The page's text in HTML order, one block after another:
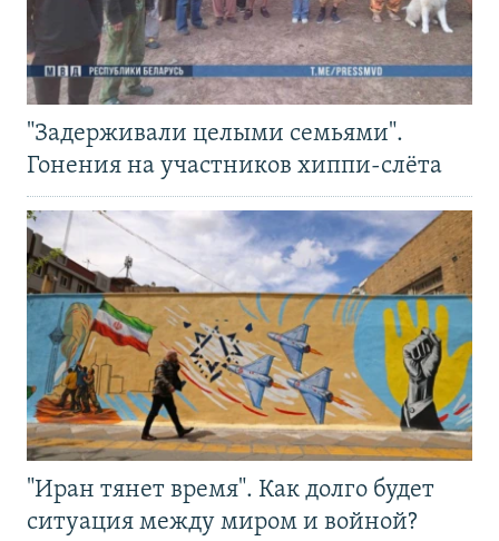
"Задерживали целыми семьями".
Гонения на участников хиппи-слёта
"Иран тянет время". Как долго будет
ситуация между миром и войной?